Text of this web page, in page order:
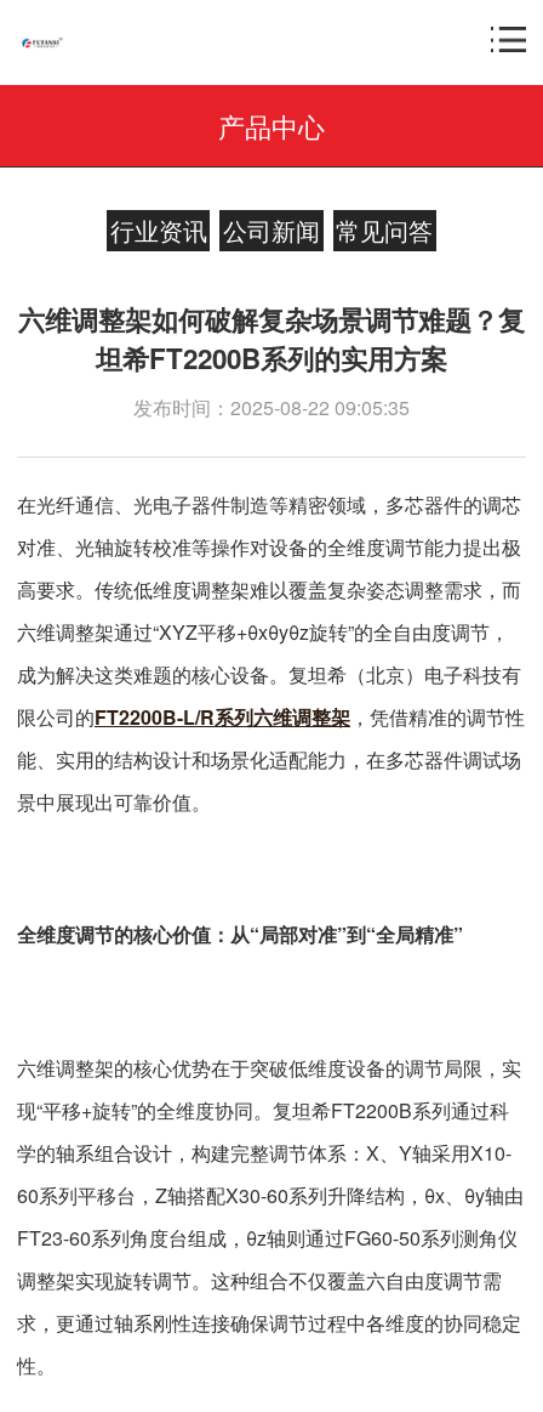
产品中心
行业资讯 公司新闻 常见问答
六维调整架如何破解复杂场景调节难题？复
坦希FT2200B系列的实用方案
发布时间：2025-08-22 09:05:35
在光纤通信、光电子器件制造等精密领域，多芯器件的调芯
对准、光轴旋转校准等操作对设备的全维度调节能力提出极
高要求。传统低维度调整架难以覆盖复杂姿态调整需求，而
六维调整架通过“XYZ平移+θxθyθz旋转”的全自由度调节，
成为解决这类难题的核心设备。复坦希（北京）电子科技有
限公司的FT2200B-L/R系列六维调整架 ，凭借精准的调节性
能、实用的结构设计和场景化适配能力，在多芯器件调试场
景中展现出可靠价值。
全维度调节的核心价值：从“局部对准”到“全局精准”
六维调整架的核心优势在于突破低维度设备的调节局限，实
现“平移+旋转”的全维度协同。复坦希FT2200B系列通过科
学的轴系组合设计，构建完整调节体系：X、Y轴采用X10-
60系列平移台，Z轴搭配X30-60系列升降结构，θx、θy轴由
FT23-60系列角度台组成，θz轴则通过FG60-50系列测角仪
调整架实现旋转调节。这种组合不仅覆盖六自由度调节需
求，更通过轴系刚性连接确保调节过程中各维度的协同稳定
性。